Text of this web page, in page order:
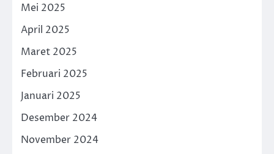
Mei 2025
April 2025
Maret 2025
Februari 2025
Januari 2025
Desember 2024
November 2024